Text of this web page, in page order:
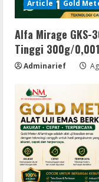
Article Gold
Alfa Mirage GKS-
Tinggi 300g/
Adminarief